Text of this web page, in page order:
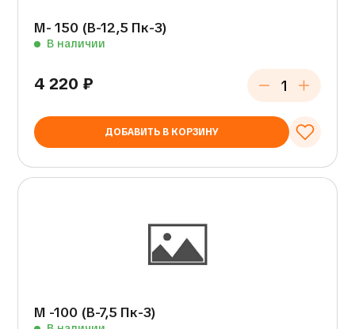
М- 150 (В-12,5 Пк-3)
В наличии
4 220 ₽
ДОБАВИТЬ В КОРЗИНУ
М -100 (В-7,5 Пк-3)